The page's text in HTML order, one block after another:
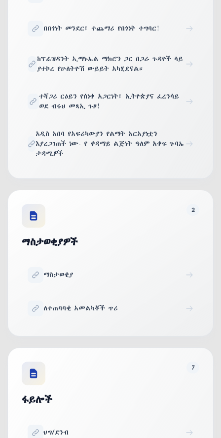
በበጎነት መንደር፤ ተጨማሪ የበጎነት ተግባር!
ከፕሬዝዳንት ኢማኑኤል ማክሮን ጋር በጋራ ጉዳዮች ላይ
ያተኮረ የሁለትዮሽ ውይይት አካሂደናል።
ተሻጋሪ ርዕይን የሰነቀ አጋርነት፤ ኢትዮጵያና ፈረንሳይ
ወደ ብሩህ መጻኢ ጉዞ!
አዲስ አበባ የአፍሪካውያን የልማት አርአያነቷን
እያረጋገጠች ነው- የ ቀዳማይ ልጅነት ዓለም አቀፍ ጉባኤ
ታዳሚዎች
2
ማስታወቂያዎች
ማስታወቂያ
ለተጠባባቂ አመልካቾች ጥሪ
7
ፋይሎች
ህግ/ደንብ